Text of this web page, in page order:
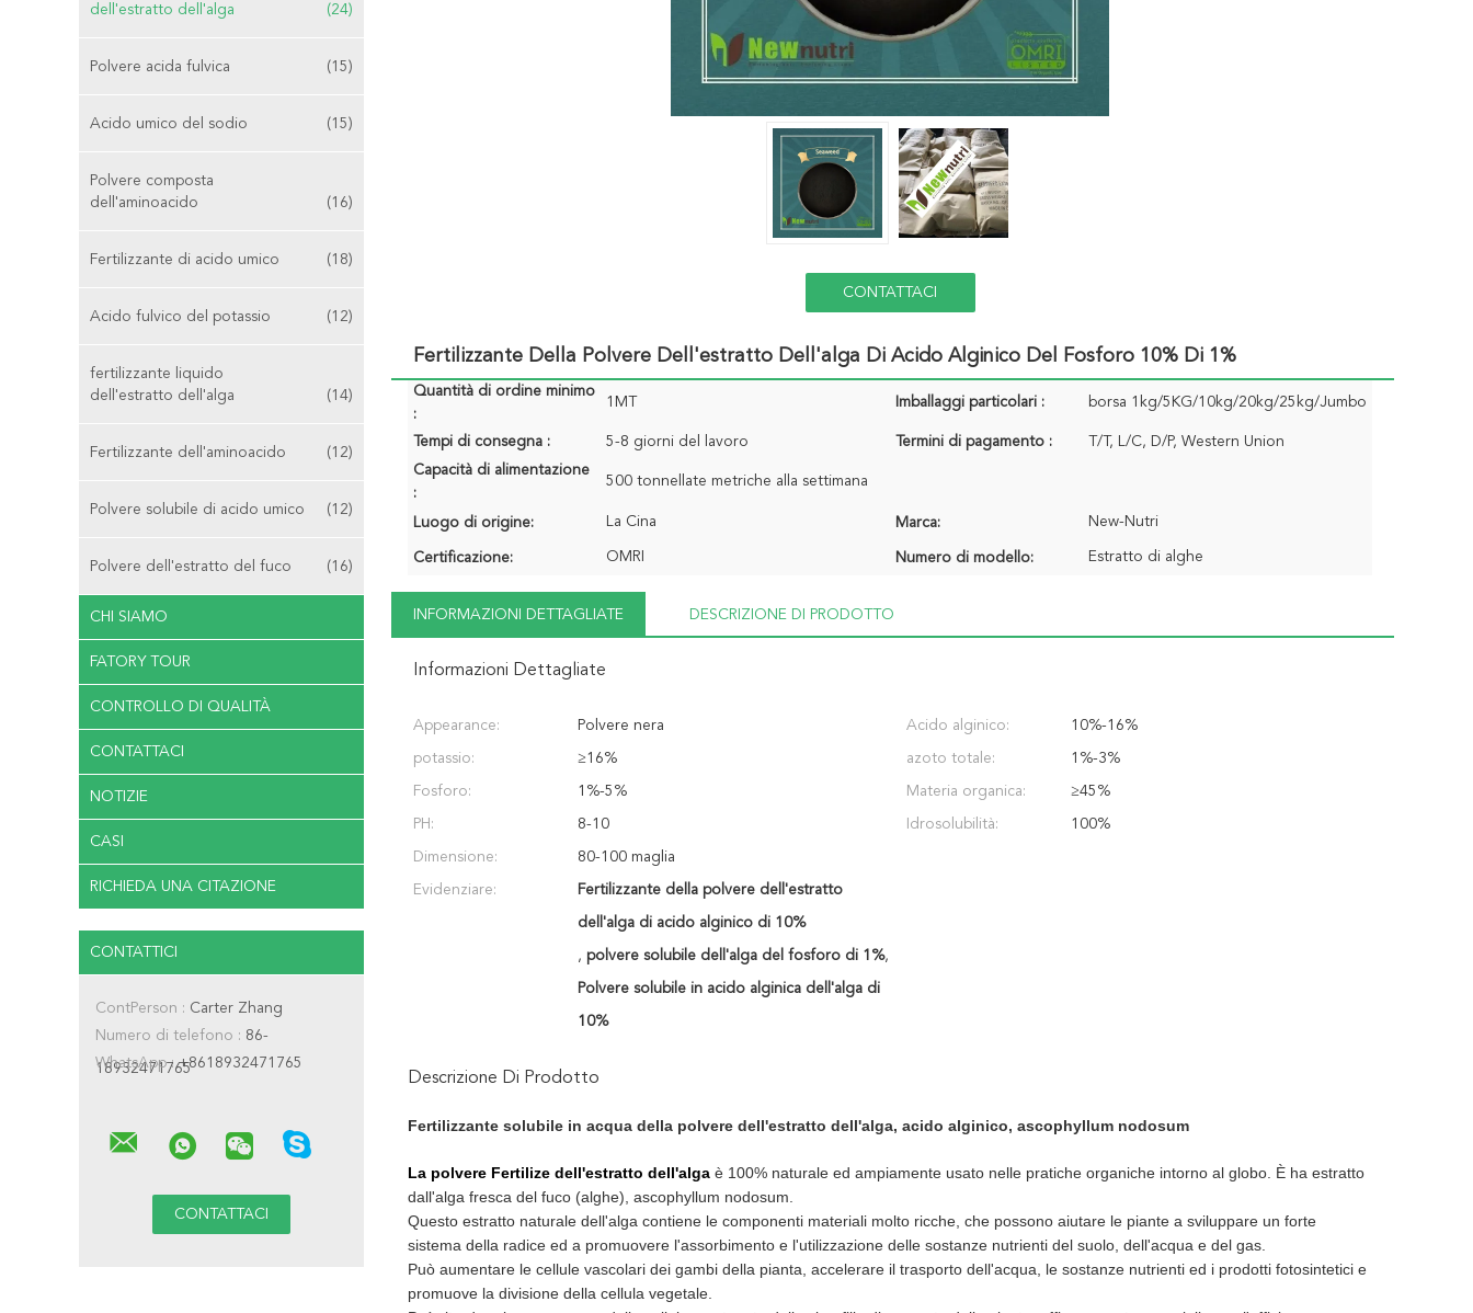
dell'estratto dell'alga
(24)
Polvere acida fulvica (15)
Acido umico del sodio (15)
Polvere composta
dell'aminoacido
(16)
Fertilizzante di acido umico (18)
Acido fulvico del potassio (12)
fertilizzante liquido
dell'estratto dell'alga
(14)
Fertilizzante dell'aminoacido (12)
Polvere solubile di acido umico (12)
Polvere dell'estratto del fuco (16)
CHI SIAMO
FATORY TOUR
CONTROLLO DI QUALITÀ
CONTATTACI
NOTIZIE
CASI
RICHIEDA UNA CITAZIONE
CONTATTICI
ContPerson : Carter Zhang
Numero di telefono : 86-
18932471765
WhatsApp :+8618932471765
CONTATTACI
Fertilizzante Della Polvere Dell'estratto Dell'alga Di Acido Alginico Del Fosforo 10% Di 1%
Quantità di ordine minimo
:
1MT Imballaggi particolari : borsa 1kg/5KG/10kg/20kg/25kg/Jumbo
Tempi di consegna : 5-8 giorni del lavoro Termini di pagamento :
T/T, L/C, D/P, Western Union
Capacità di alimentazione
:
500 tonnellate metriche alla settimana
Luogo di origine: La Cina Marca: New-Nutri
Certificazione: OMRI Numero di modello: Estratto di alghe
INFORMAZIONI DETTAGLIATE DESCRIZIONE DI PRODOTTO
Informazioni Dettagliate
Appearance: Polvere nera Acido alginico: 10%-16%
potassio: ≥16% azoto totale: 1%-3%
Fosforo: 1%-5% Materia organica: ≥45%
PH: 8-10 Idrosolubilità: 100%
Dimensione: 80-100 maglia
Evidenziare: Fertilizzante della polvere dell'estratto
dell'alga di acido alginico di 10%
, polvere solubile dell'alga del fosforo di 1%,
Polvere solubile in acido alginica dell'alga di
10%
Descrizione Di Prodotto
Fertilizzante solubile in acqua della polvere dell'estratto dell'alga, acido alginico, ascophyllum nodosum
La polvere Fertilize dell'estratto dell'alga è 100% naturale ed ampiamente usato nelle pratiche organiche intorno al globo. È ha estratto
dall'alga fresca del fuco (alghe), ascophyllum nodosum.
Questo estratto naturale dell'alga contiene le componenti materiali molto ricche, che possono aiutare le piante a sviluppare un forte
sistema della radice ed a promuovere l'assorbimento e l'utilizzazione delle sostanze nutrienti del suolo, dell'acqua e del gas.
Può aumentare le cellule vascolari dei gambi della pianta, accelerare il trasporto dell'acqua, le sostanze nutrienti ed i prodotti fotosintetici e
promuove la divisione della cellula vegetale.